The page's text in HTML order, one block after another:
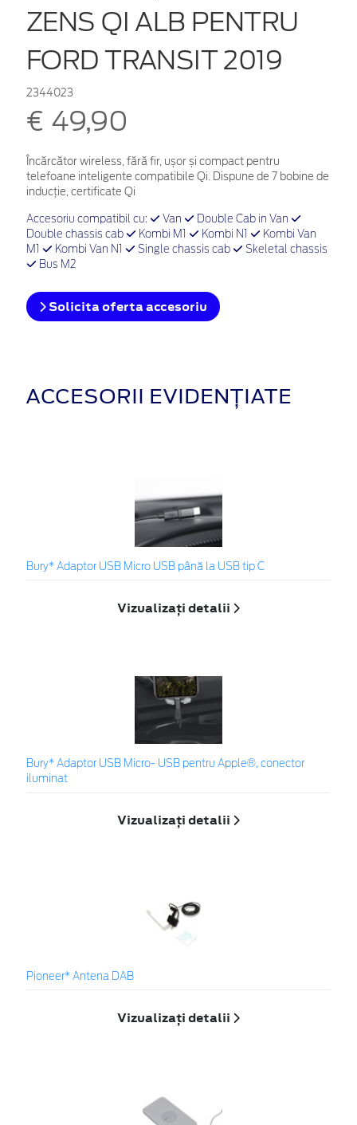
ZENS QI ALB PENTRU
FORD TRANSIT 2019
2344023
€ 49,90
Încărcător wireless, fără fir, ușor și compact pentru
telefoane inteligente compatibile Qi. Dispune de 7 bobine de
inducție, certificate Qi
Accesoriu compatibil cu: Van
Double Cab in Van
Double chassis cab
Kombi M1 Kombi N1
Kombi Van
M1
Kombi Van N1 Single chassis cab
Skeletal chassis
Bus M2
Solicita oferta accesoriu
ACCESORII EVIDENȚIATE
Bury* Adaptor USB Micro USB până la USB tip C
Vizualizați detalii
Bury* Adaptor USB Micro- USB pentru Apple®, conector
iluminat
Vizualizați detalii
Pioneer* Antena DAB
Vizualizați detalii